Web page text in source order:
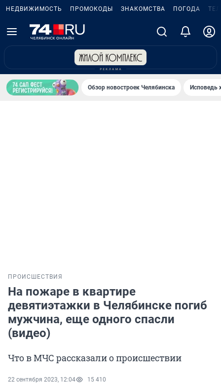
НЕДВИЖИМОСТЬ ПРОМОКОДЫ ЗНАКОМСТВА ПОГОДА
Обзор новостроек Челябинска Исповедь
ПРОИСШЕСТВИЯ
На пожаре в квартире
девятиэтажки в Челябинске погиб
мужчина, еще одного спасли
(видео)
Что в МЧС рассказали о происшествии
22 сентября 2023, 12:04 15 410